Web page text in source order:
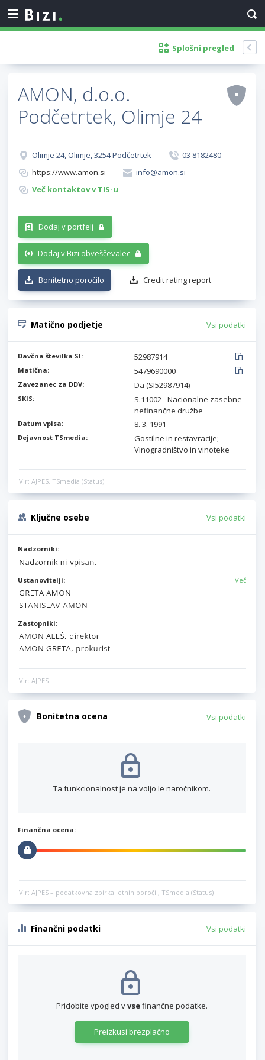
Splošni pregled
AMON, d.o.o.
Podčetrtek, Olimje 24
Olimje 24, Olimje, 3254 Podčetrtek
03 8182480
https://www.amon.si
info@amon.si
Več kontaktov v TIS-u
Dodaj v portfelj
Dodaj v Bizi obveščevalec
Bonitetno poročilo Credit rating report
Matično podjetje Vsi podatki
Davčna številka SI: 52987914
Matična: 5479690000
Zavezanec za DDV: Da (SI52987914)
SKIS:
S.11002 - Nacionalne zasebne
nefinančne družbe
Datum vpisa: 8. 3. 1991
Dejavnost TSmedia:
Gostilne in restavracije;
Vinogradništvo in vinoteke
Vir: AJPES, TSmedia (Status)
Ključne osebe Vsi podatki
Nadzorniki:
Ustanovitelji: Več
Zastopniki:
Vir: AJPES
Bonitetna ocena Vsi podatki
Ta funkcionalnost je na voljo le naročnikom.
Finančna ocena:
Vir: AJPES – podatkovna zbirka letnih poročil, TSmedia (Status)
Finančni podatki Vsi podatki
Pridobite vpogled vvsefinančne podatke.
Preizkusi brezplačno